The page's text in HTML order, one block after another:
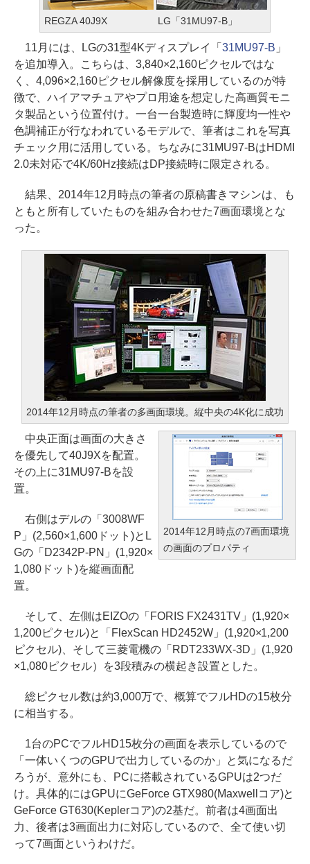
REGZA 40J9X LG「31MU97-B」
11月には、LGの31型4Kディスプレイ「 31MU97-B 」
を追加導入。こちらは、3,840×2,160ピクセルではな
く、4,096×2,160ピクセル解像度を採用しているのが特
徴で、ハイアマチュアやプロ用途を想定した高画質モニ
タ製品という位置付け。一台一台製造時に輝度均一性や
色調補正が行なわれているモデルで、筆者はこれを写真
チェック用に活用している。ちなみに31MU97-BはHDMI
2.0未対応で4K/60Hz接続はDP接続時に限定される。
結果、2014年12月時点の筆者の原稿書きマシンは、も
ともと所有していたものを組み合わせた7画面環境とな
った。
2014年12月時点の筆者の多画面環境。縦中央の4K化に成功
2014年12月時点の7画面環境
の画面のプロパティ
中央正面は画面の大きさ
を優先して40J9Xを配置。
その上に31MU97-Bを設
置。
右側はデルの「3008WF
P」(2,560×1,600ドット)とL
Gの「D2342P-PN」(1,920×
1,080ドット)を縦画面配
置。
そして、左側はEIZOの「FORIS FX2431TV」(1,920×
1,200ピクセル)と「FlexScan HD2452W」(1,920×1,200
ピクセル)、そして三菱電機の「RDT233WX-3D」(1,920
×1,080ピクセル）を3段積みの横起き設置とした。
総ピクセル数は約3,000万で、概算でフルHDの15枚分
に相当する。
1台のPCでフルHD15枚分の画面を表示しているので
「一体いくつのGPUで出力しているのか」と気になるだ
ろうが、意外にも、PCに搭載されているGPUは2つだ
け。具体的にはGPUにGeForce GTX980(Maxwellコア)と
GeForce GT630(Keplerコア)の2基だ。前者は4画面出
力、後者は3画面出力に対応しているので、全て使い切
って7画面というわけだ。